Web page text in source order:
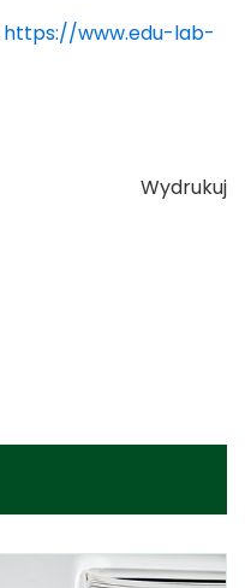
https://www.edu-lab-
Wydrukuj